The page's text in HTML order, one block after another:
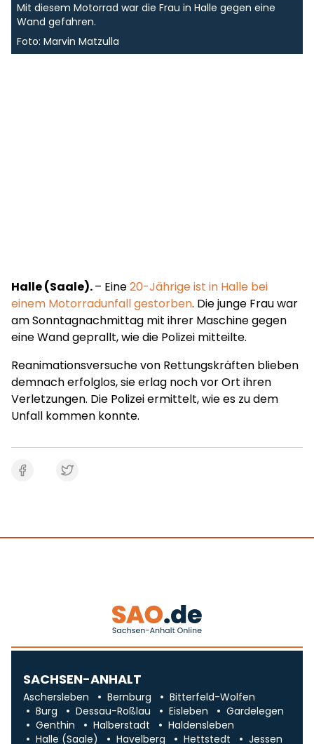
Mit diesem Motorrad war die Frau in Halle gegen eine
Wand gefahren.
Foto: Marvin Matzulla
Halle (Saale).– Eine20-Jährige ist in Halle bei
einem Motorradunfall gestorben. Die junge Frau war
am Sonntagnachmittag mit ihrer Maschine gegen
eine Wand geprallt, wie die Polizei mitteilte.
Reanimationsversuche von Rettungskräften blieben
demnach erfolglos, sie erlag noch vor Ort ihren
Verletzungen. Die Polizei ermittelt, wie es zu dem
Unfall kommen konnte.
SACHSEN-ANHALT
Aschersleben Bernburg
Bitterfeld-Wolfen
Burg
Dessau-Roßlau Eisleben
Gardelegen
Genthin
Halberstadt
Haldensleben
Halle (Saale)
Havelberg Hettstedt Jessen